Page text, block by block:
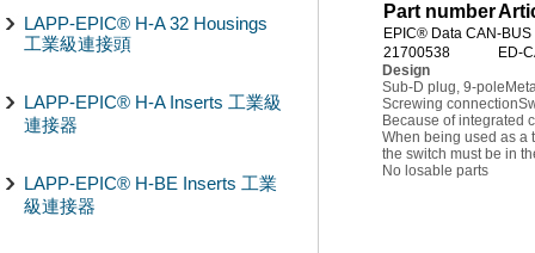
LAPP-EPIC® H-A 32 Housings
工業級連接頭
LAPP-EPIC® H-A Inserts 工業級
連接器
LAPP-EPIC® H-BE Inserts 工業
級連接器
Part number
EPIC® Data CAN-
21700538
ED-
Design
Sub-D plug, 9-pole
Screwing connection
Because of integrated
When being used as a
the switch must be in
No losable parts